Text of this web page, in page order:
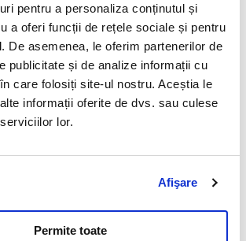
pentru a personaliza conținutul și
a oferi funcții de rețele sociale și pentru
De asemenea, le oferim partenerilor de
publicitate și de analize informații cu
care folosiți site-ul nostru. Aceștia le
informații oferite de dvs. sau culese
lor.
Afişare
Permite toate
Detalii
Detalii
Detalii
Detalii